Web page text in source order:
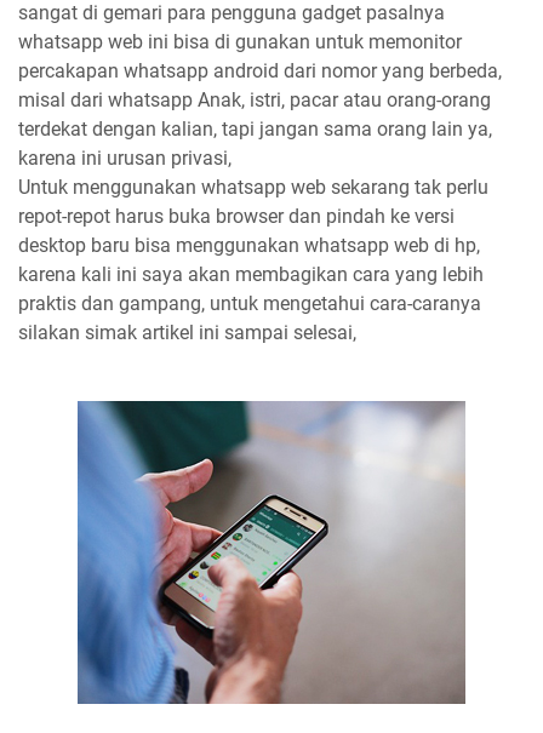
sangat di gemari para pengguna gadget pasalnya
whatsapp web ini bisa di gunakan untuk memonitor
percakapan whatsapp android dari nomor yang berbeda,
misal dari whatsapp Anak, istri, pacar atau orang-orang
terdekat dengan kalian, tapi jangan sama orang lain ya,
karena ini urusan privasi,
Untuk menggunakan whatsapp web sekarang tak perlu
repot-repot harus buka browser dan pindah ke versi
desktop baru bisa menggunakan whatsapp web di hp,
karena kali ini saya akan membagikan cara yang lebih
praktis dan gampang, untuk mengetahui cara-caranya
silakan simak artikel ini sampai selesai,